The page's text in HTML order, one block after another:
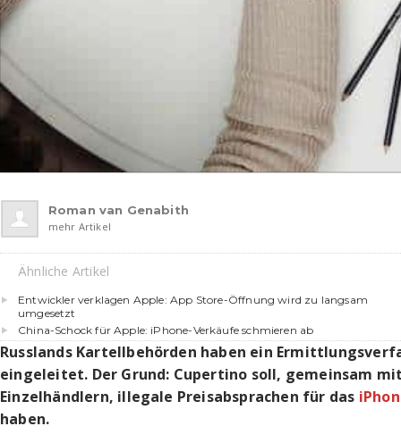
Roman van Genabith
mehr Artikel
Ähnliche Artikel
Entwickler verklagen Apple: App Store-Öffnung wird zu langsam
umgesetzt
China-Schock für Apple: iPhone-Verkäufe schmieren ab
Russlands Kartellbehörden haben ein
eingeleitet. Der Grund: Cupertino soll, gemeinsam
Einzelhändlern, illegale Preisabsprachen für das
haben.